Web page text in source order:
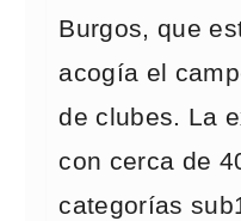
Burgos, que
acogía el
de clubes. La
con cerca de
categorías